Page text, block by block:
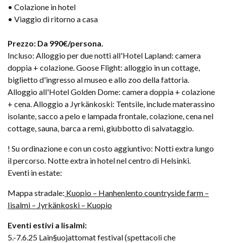
• Colazione in hotel
• Viaggio di ritorno a casa
Prezzo: Da 990€/persona.
Incluso: Alloggio per due notti all'Hotel Lapland: camera
doppia + colazione. Goose Flight: alloggio in un cottage,
biglietto d'ingresso al museo e allo zoo della fattoria.
Alloggio all'Hotel Golden Dome: camera doppia + colazione
+ cena. Alloggio a Jyrkänkoski: Tentsile, include materassino
isolante, sacco a pelo e lampada frontale, colazione, cena nel
cottage, sauna, barca a remi, giubbotto di salvataggio.
! Su ordinazione e con un costo aggiuntivo: Notti extra lungo
il percorso. Notte extra in hotel nel centro di Helsinki.
Eventi in estate:
Mappa stradale: Kuopio – Hanhenlento countryside farm –
Iisalmi – Jyrkänkoski – Kuopio
Eventi estivi a Iisalmi:
5.-7.6.25 Lain§uojattomat festival (spettacoli che